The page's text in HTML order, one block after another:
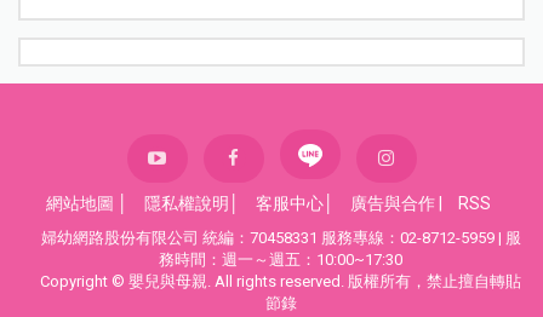
網站地圖 隱私權說明 客服中心 廣告與合作 RSS
婦幼網路股份有限公司 統編：70458331 服務專線：02-8712-5959 | 服
務時間：週一～週五：10:00~17:30
Copyright © 嬰兒與母親. All rights reserved. 版權所有，禁止擅自轉貼
節錄